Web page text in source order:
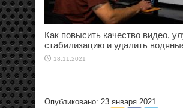
Как повысить качество видео,
стабилизацию и удалить
18.11.2021
Опубликовано: 23 января 2021